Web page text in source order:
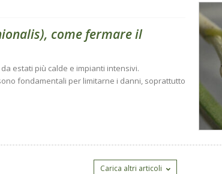
come fermare il
estati più calde e impianti intensivi.
fondamentali per limitarne i danni, soprattutto
Carica altri articoli